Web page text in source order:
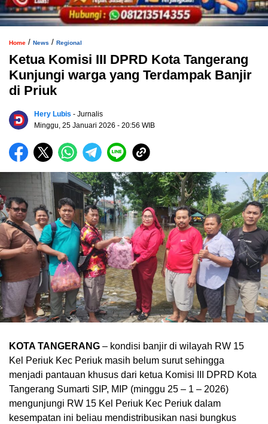
Home / News / Regional
Ketua Komisi III DPRD Kota Tangerang
Kunjungi warga yang Terdampak Banjir
di Priuk
Hery Lubis - Jurnalis
Minggu, 25 Januari 2026 - 20:56 WIB
KOTA TANGERANG – kondisi banjir di wilayah RW 15
Kel Periuk Kec Periuk masih belum surut sehingga
menjadi pantauan khusus dari ketua Komisi III DPRD Kota
Tangerang Sumarti SIP, MIP (minggu 25 – 1 – 2026)
mengunjungi RW 15 Kel Periuk Kec Periuk dalam
kesempatan ini beliau mendistribusikan nasi bungkus